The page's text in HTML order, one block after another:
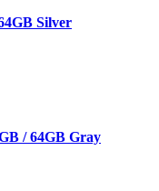
Silver
/ 64GB Gray